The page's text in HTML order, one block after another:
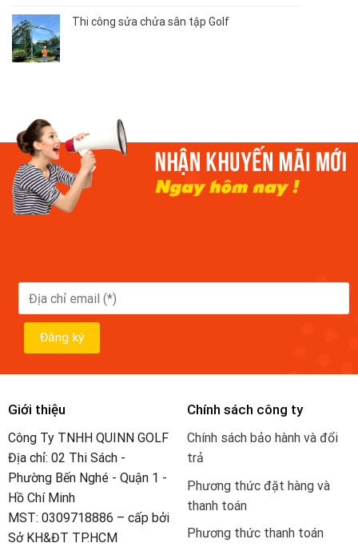
Thi công sửa chửa sân tập Golf
Giới thiệu
Công Ty TNHH QUINN GOLF
Địa chỉ: 02 Thi Sách -
Phường Bến Nghé - Quận 1 -
Hồ Chí Minh
MST: 0309718886 – cấp bởi
Sở KH&ĐT TP.HCM
Chính sách công ty
Chính sách bảo hành và đổi
trả
Phương thức đặt hàng và
thanh toán
Phương thức thanh toán